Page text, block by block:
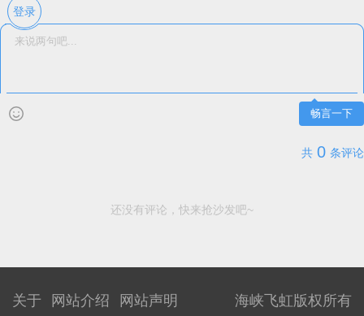
登录
畅言一下
共 0 条评论
还没有评论，快来抢沙发吧~
海峡飞虹版权所有
关于 网站介绍 网站声明